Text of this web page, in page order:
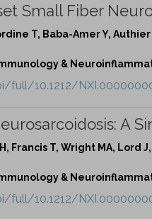
Small Fiber
T, Baba-Amer Y, Authier
&
full/10.1212/
A
Francis T, Wright MA, Lord
&
full/10.1212/